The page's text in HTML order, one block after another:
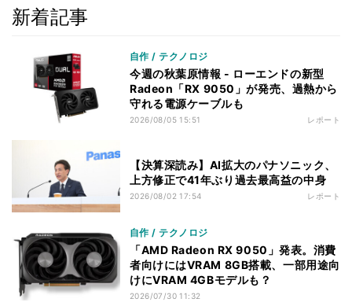
新着記事
自作 / テクノロジ
今週の秋葉原情報 - ローエンドの新型
Radeon「RX 9050」が発売、過熱から
守れる電源ケーブルも
2026/08/05 15:51 レポート
【決算深読み】AI拡大のパナソニック、
上方修正で41年ぶり過去最高益の中身
2026/08/02 17:54 レポート
自作 / テクノロジ
「AMD Radeon RX 9050」発表。消費
者向けにはVRAM 8GB搭載、一部用途向
けにVRAM 4GBモデルも？
2026/07/30 11:32